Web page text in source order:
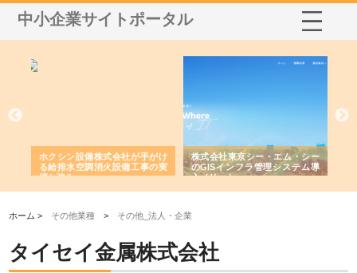
中小企業サイトポータル
ホクシン設備株式会社が手がけ
る給排水空調消火設備工事の実
績と強み
株式会社東京シー・エム・シー
のGISインフラ管理システム導
入メリット
ホーム > その他業種 > その他_法人・企業
タイセイ金属株式会社